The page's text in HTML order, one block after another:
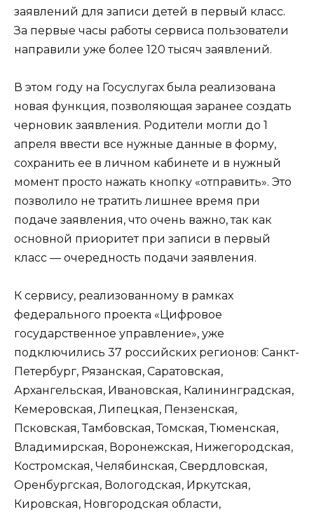
заявлений для записи детей в первый класс.
За первые часы работы сервиса пользователи
направили уже более 120 тысяч заявлений.
В этом году на Госуслугах была реализована
новая функция, позволяющая заранее создать
черновик заявления. Родители могли до 1
апреля ввести все нужные данные в форму,
сохранить ее в личном кабинете и в нужный
момент просто нажать кнопку «отправить». Это
позволило не тратить лишнее время при
подаче заявления, что очень важно, так как
основной приоритет при записи в первый
класс — очередность подачи заявления.
К сервису, реализованному в рамках
федерального проекта «Цифровое
государственное управление», уже
подключились 37 российских регионов: Санкт-
Петербург, Рязанская, Саратовская,
Архангельская, Ивановская, Калининградская,
Кемеровская, Липецкая, Пензенская,
Псковская, Тамбовская, Томская, Тюменская,
Владимирская, Воронежская, Нижегородская,
Костромская, Челябинская, Свердловская,
Оренбургская, Вологодская, Иркутская,
Кировская, Новгородская области,